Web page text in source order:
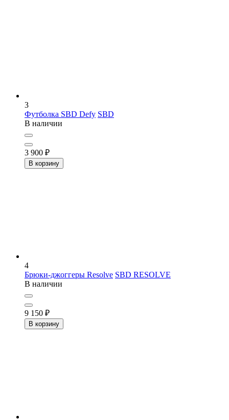
3
Футболка SBD Defy SBD
В наличии
3 900 ₽
В корзину
4
Брюки-джоггеры Resolve SBD RESOLVE
В наличии
9 150 ₽
В корзину